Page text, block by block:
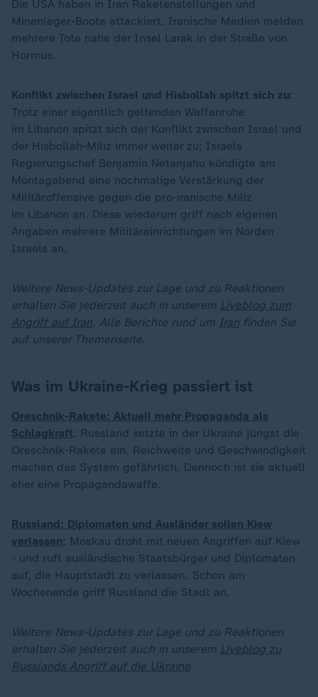
Die USA haben in Iran Raketenstellungen und
Minenleger-Boote attackiert. Iranische Medien melden
mehrere Tote nahe der Insel Larak in der Straße von
Hormus.
Konflikt zwischen Israel und Hisbollah spitzt sich zu:
Trotz einer eigentlich geltenden Waffenruhe
im Libanon spitzt sich der Konflikt zwischen Israel und
der Hisbollah-Miliz immer weiter zu: Israels
Regierungschef Benjamin Netanjahu kündigte am
Montagabend eine nochmalige Verstärkung der
Militäroffensive gegen die pro-iranische Miliz
im Libanon an. Diese wiederum griff nach eigenen
Angaben mehrere Militäreinrichtungen im Norden
Israels an.
Weitere News-Updates zur Lage und zu Reaktionen
erhalten Sie jederzeit auch in unserem Liveblog zum
Angriff auf Iran. Alle Berichte rund um Iran finden Sie
auf unserer Themenseite.
Was im Ukraine-Krieg passiert ist
Oreschnik-Rakete: Aktuell mehr Propaganda als
Schlagkraft: Russland setzte in der Ukraine jüngst die
Oreschnik-Rakete ein. Reichweite und Geschwindigkeit
machen das System gefährlich. Dennoch ist sie aktuell
eher eine Propagandawaffe.
Russland: Diplomaten und Ausländer sollen Kiew
verlassen: Moskau droht mit neuen Angriffen auf Kiew
- und ruft ausländische Staatsbürger und Diplomaten
auf, die Hauptstadt zu verlassen. Schon am
Wochenende griff Russland die Stadt an.
Weitere News-Updates zur Lage und zu Reaktionen
erhalten Sie jederzeit auch in unserem Liveblog zu
Russlands Angriff auf die Ukraine.